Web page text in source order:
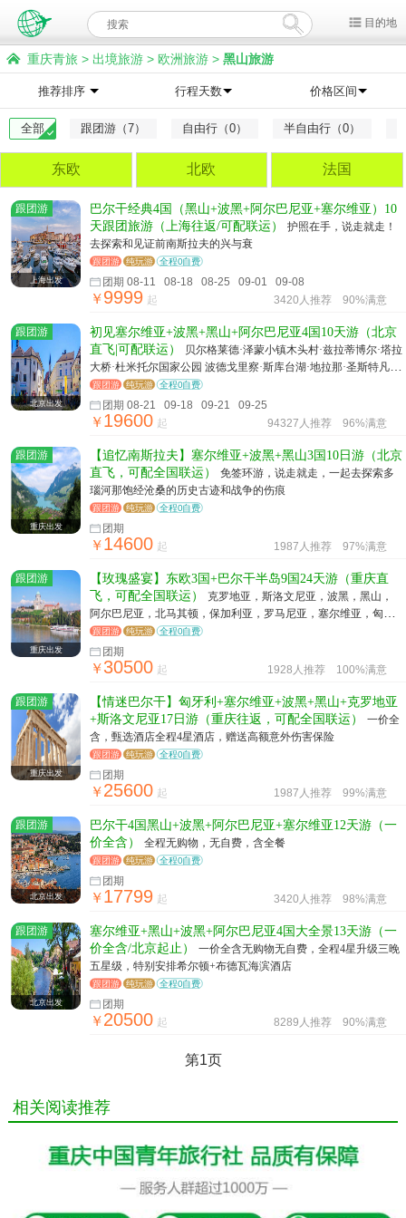
目的地
重庆青旅 > 出境旅游 > 欧洲旅游 > 黑山旅游
推荐排序 行程天数 价格区间
全部 跟团游（7） 自由行（0） 半自由行（0）
东欧 北欧 法国
跟团游
上海出发
巴尔干经典4国（黑山+波黑+阿尔巴尼亚+塞尔维亚）10
天跟团旅游（上海往返/可配联运）
护照在手，说走就走！
去探索和见证前南斯拉夫的兴与衰
跟团游 纯玩游 全程0自费
团期 08-11 08-18 08-25 09-01 09-08
￥9999 起 3420人推荐 90%满意
跟团游
北京出发
初见塞尔维亚+波黑+黑山+阿尔巴尼亚4国10天游（北京
直飞|可配联运）
贝尔格莱德·泽蒙小镇木头村·兹拉蒂博尔·塔拉
大桥·杜米托尔国家公园 波德戈里察·斯库台湖·地拉那·圣斯特凡岛
·科托尔·莫斯塔尔·萨拉热窝
跟团游 纯玩游 全程0自费
团期 08-21 09-18 09-21 09-25
￥19600 起 94327人推荐 96%满意
跟团游
重庆出发
【追忆南斯拉夫】塞尔维亚+波黑+黑山3国10日游（北京
直飞，可配全国联运）
免签环游，说走就走，一起去探索多
瑙河那饱经沧桑的历史古迹和战争的伤痕
跟团游 纯玩游 全程0自费
团期
￥14600 起 1987人推荐 97%满意
跟团游
重庆出发
【玫瑰盛宴】东欧3国+巴尔干半岛9国24天游（重庆直
飞，可配全国联运）
克罗地亚，斯洛文尼亚，波黑，黑山，
阿尔巴尼亚，北马其顿，保加利亚，罗马尼亚，塞尔维亚，匈牙
利，奥地利，斯洛伐克
跟团游 纯玩游 全程0自费
团期
￥30500 起 1928人推荐 100%满意
跟团游
重庆出发
【情迷巴尔干】匈牙利+塞尔维亚+波黑+黑山+克罗地亚
+斯洛文尼亚17日游（重庆往返，可配全国联运）
一价全
含，甄选酒店全程4星酒店，赠送高额意外伤害保险
跟团游 纯玩游 全程0自费
团期
￥25600 起 1987人推荐 99%满意
跟团游
北京出发
巴尔干4国黑山+波黑+阿尔巴尼亚+塞尔维亚12天游（一
价全含）
全程无购物，无自费，含全餐
跟团游 纯玩游 全程0自费
团期
￥17799 起 3420人推荐 98%满意
跟团游
北京出发
塞尔维亚+黑山+波黑+阿尔巴尼亚4国大全景13天游（一
价全含/北京起止）
一价全含无购物无自费，全程4星升级三晚
五星级，特别安排希尔顿+布德瓦海滨酒店
跟团游 纯玩游 全程0自费
团期
￥20500 起 8289人推荐 90%满意
第1页
相关阅读推荐